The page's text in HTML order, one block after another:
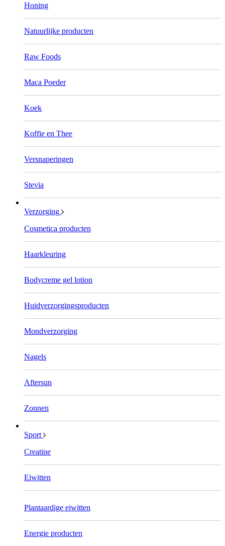
Honing
Natuurlijke producten
Raw Foods
Maca Poeder
Koek
Koffie en Thee
Versnaperingen
Stevia
Verzorging
Cosmetica producten
Haarkleuring
Bodycreme gel lotion
Huidverzorgingsproducten
Mondverzorging
Nagels
Aftersun
Zonnen
Sport
Creatine
Eiwitten
Plantaardige eiwitten
Energie producten